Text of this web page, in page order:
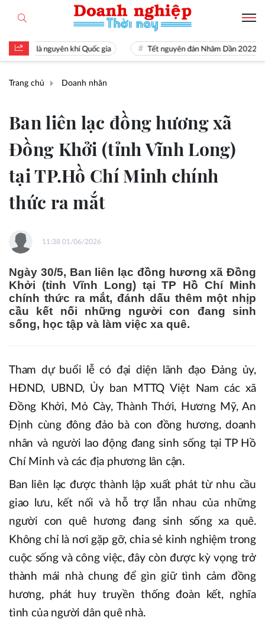
là nguyên khí Quốc gia Tết nguyên đán Nhâm Dần 2022
Trang chủ Doanh nhân
Ban liên lạc đồng hương xã
Đồng Khởi (tỉnh Vĩnh Long)
tại TP.Hồ Chí Minh chính
thức ra mắt
11:38 01/06/2026
Ngày 30/5, Ban liên lạc đồng hương xã Đồng
Khởi (tỉnh Vĩnh Long) tại TP Hồ Chí Minh
chính thức ra mắt, đánh dấu thêm một nhịp
cầu kết nối những người con đang sinh
sống, học tập và làm việc xa quê.
Tham dự buổi lễ có đại diện lãnh đạo Đảng ủy,
HĐND, UBND, Ủy ban MTTQ Việt Nam các xã
Đồng Khởi, Mỏ Cày, Thành Thới, Hương Mỹ, An
Định cùng đông đảo bà con đồng hương, doanh
nhân và người lao động đang sinh sống tại TP Hồ
Chí Minh và các địa phương lân cận.
Ban liên lạc được thành lập xuất phát từ nhu cầu
giao lưu, kết nối và hỗ trợ lẫn nhau của những
người con quê hương đang sinh sống xa quê.
Không chỉ là nơi gặp gỡ, chia sẻ kinh nghiệm trong
cuộc sống và công việc, đây còn được kỳ vọng trở
thành mái nhà chung để gìn giữ tình cảm đồng
hương, phát huy truyền thống đoàn kết, nghĩa
tình của người dân quê nhà.